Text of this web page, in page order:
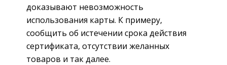
доказывают невозможность
использования карты. К примеру,
сообщить об истечении срока действия
сертификата, отсутствии желанных
товаров и так далее.